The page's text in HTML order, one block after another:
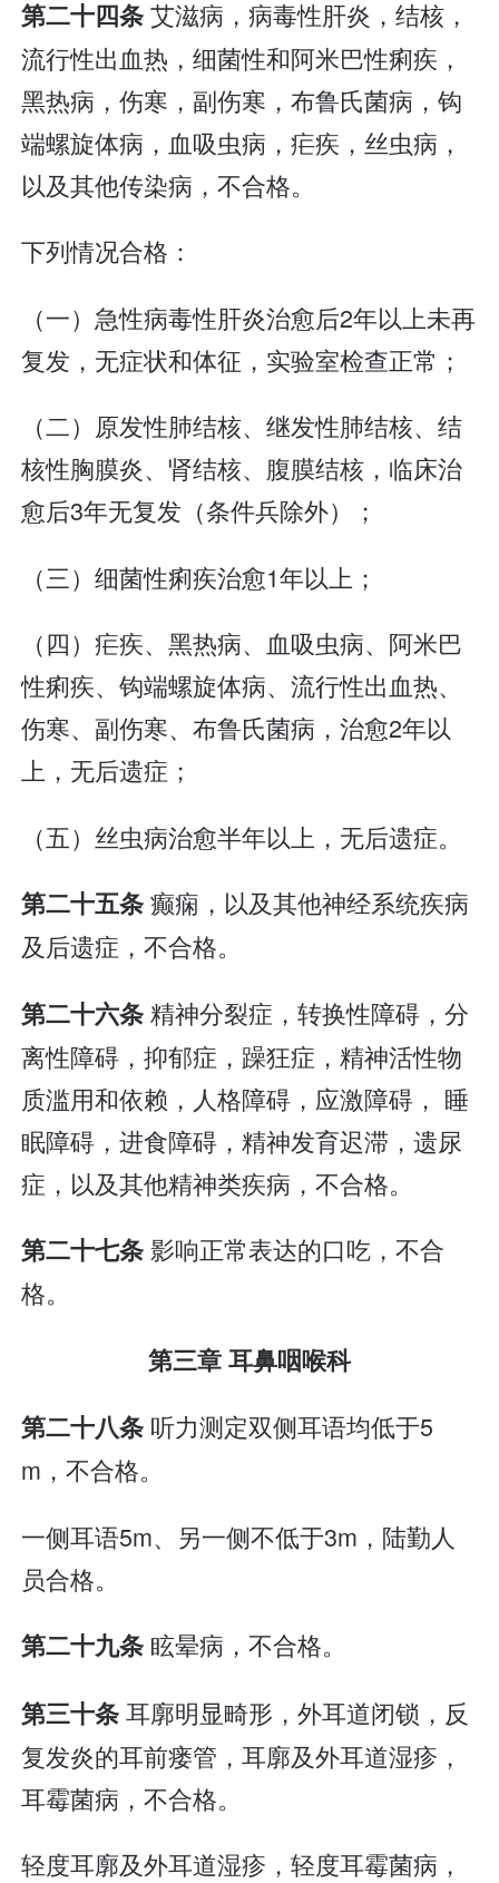
第二十四条艾滋病，病毒性肝炎，结核，
流行性出血热，细菌性和阿米巴性痢疾，
黑热病，伤寒，副伤寒，布鲁氏菌病，钩
端螺旋体病，血吸虫病，疟疾，丝虫病，
以及其他传染病，不合格。
下列情况合格：
（一）急性病毒性肝炎治愈后2年以上未再
复发，无症状和体征，实验室检查正常；
（二）原发性肺结核、继发性肺结核、结
核性胸膜炎、肾结核、腹膜结核，临床治
愈后3年无复发（条件兵除外）；
（三）细菌性痢疾治愈1年以上；
（四）疟疾、黑热病、血吸虫病、阿米巴
性痢疾、钩端螺旋体病、流行性出血热、
伤寒、副伤寒、布鲁氏菌病，治愈2年以
上，无后遗症；
（五）丝虫病治愈半年以上，无后遗症。
第二十五条癫痫，以及其他神经系统疾病
及后遗症，不合格。
第二十六条精神分裂症，转换性障碍，分
离性障碍，抑郁症，躁狂症，精神活性物
质滥用和依赖，人格障碍，应激障碍， 睡
眠障碍，进食障碍，精神发育迟滞，遗尿
症，以及其他精神类疾病，不合格。
第二十七条影响正常表达的口吃，不合
格。
第三章 耳鼻咽喉科
第二十八条 听力测定双侧耳语均低于5
m，不合格。
一侧耳语5m、另一侧不低于3m，陆勤人
员合格。
第二十九条 眩晕病，不合格。
第三十条耳廓明显畸形，外耳道闭锁，反
复发炎的耳前瘘管，耳廓及外耳道湿疹，
耳霉菌病，不合格。
轻度耳廓及外耳道湿疹，轻度耳霉菌病，